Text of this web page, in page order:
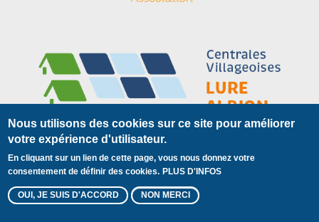
Pied
de
Plan du site Mentions légales
© 2018 Centrales Villageoises
Nous utilisons des cookies sur ce site pour améliorer
votre expérience d'utilisateur.
En cliquant sur un lien de cette page, vous nous donnez votre
consentement de définir des cookies. PLUS D'INFOS
OUI, JE SUIS D'ACCORD NON MERCI